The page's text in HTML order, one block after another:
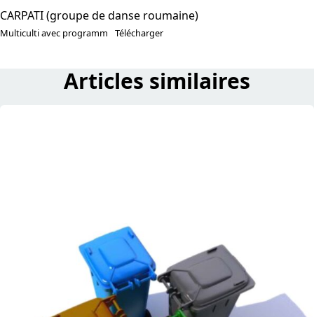
CARPATI (groupe de danse roumaine)
Multiculti avec programm Télécharger
Articles similaires